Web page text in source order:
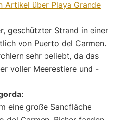
Artikel über Playa Grande
geschützter Strand in einer
von Puerto del Carmen.
sehr beliebt, da das
voller Meerestiere und -
eine große Sandfläche